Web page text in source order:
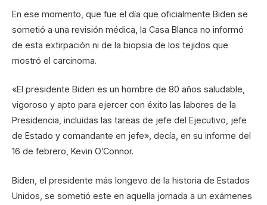
En ese momento, que fue el día que oficialmente Biden se
sometió a una revisión médica, la Casa Blanca no informó
de esta extirpación ni de la biopsia de los tejidos que
mostró el carcinoma.
«El presidente Biden es un hombre de 80 años saludable,
vigoroso y apto para ejercer con éxito las labores de la
Presidencia, incluidas las tareas de jefe del Ejecutivo, jefe
de Estado y comandante en jefe», decía, en su informe del
16 de febrero, Kevin O’Connor.
Biden, el presidente más longevo de la historia de Estados
Unidos, se sometió este en aquella jornada a un exámenes